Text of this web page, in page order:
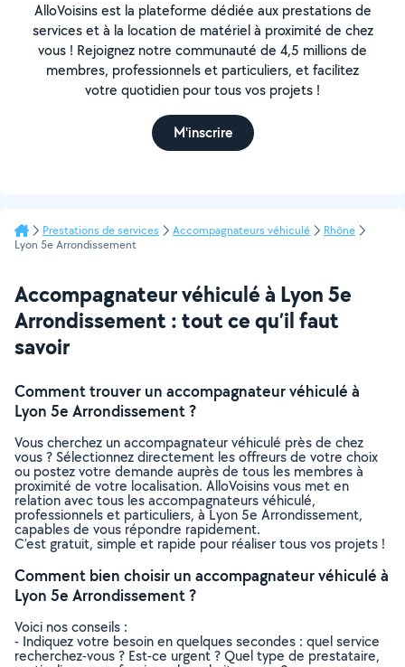
AlloVoisins est la plateforme dédiée aux prestations de
services et à la location de matériel à proximité de chez
vous ! Rejoignez notre communauté de 4,5 millions de
membres, professionnels et particuliers, et facilitez
votre quotidien pour tous vos projets !
M'inscrire
Prestations de services Accompagnateurs véhiculé
Rhône
Lyon 5e Arrondissement
Accompagnateur véhiculé à Lyon 5e
Arrondissement : tout ce qu’il faut
savoir
Comment trouver un accompagnateur véhiculé à
Lyon 5e Arrondissement ?
Vous cherchez un accompagnateur véhiculé près de chez
vous ? Sélectionnez directement les offreurs de votre choix
ou postez votre demande auprès de tous les membres à
proximité de votre localisation. AlloVoisins vous met en
relation avec tous les accompagnateurs véhiculé,
professionnels et particuliers, à Lyon 5e Arrondissement,
capables de vous répondre rapidement.
C’est gratuit, simple et rapide pour réaliser tous vos projets !
Comment bien choisir un accompagnateur véhiculé à
Lyon 5e Arrondissement ?
Voici nos conseils :
- Indiquez votre besoin en quelques secondes : quel service
recherchez-vous ? Est-ce urgent ? Quel type de prestataire,